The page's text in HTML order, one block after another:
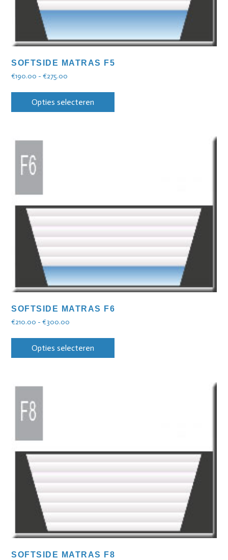
SOFTSIDE MATRAS F5
€190.00 - €275.00
Opties selecteren
SOFTSIDE MATRAS F6
€210.00 - €300.00
Opties selecteren
SOFTSIDE MATRAS F8